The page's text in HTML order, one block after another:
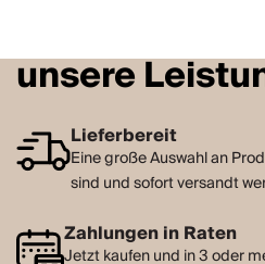
unsere
Lieferbereit
Eine große Auswahl an
sind und sofort versandt
Zahlungen in Raten
Jetzt kaufen und in 3 oder